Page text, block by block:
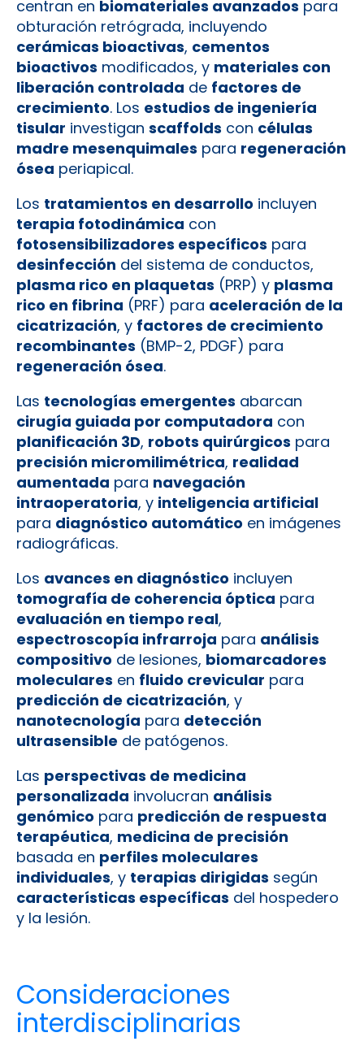
centran en biomateriales avanzados para
obturación retrógrada, incluyendo
cerámicas bioactivas, cementos
bioactivos modificados, y materiales con
liberación controlada de factores de
crecimiento. Los estudios de ingeniería
tisular investigan scaffolds con células
madre mesenquimales para regeneración
ósea periapical.
Los tratamientos en desarrollo incluyen
terapia fotodinámica con
fotosensibilizadores específicos para
desinfección del sistema de conductos,
plasma rico en plaquetas (PRP) y plasma
rico en fibrina (PRF) para aceleración de la
cicatrización, y factores de crecimiento
recombinantes (BMP-2, PDGF) para
regeneración ósea.
Las tecnologías emergentes abarcan
cirugía guiada por computadora con
planificación 3D, robots quirúrgicos para
precisión micromilimétrica, realidad
aumentada para navegación
intraoperatoria, y inteligencia artificial
para diagnóstico automático en imágenes
radiográficas.
Los avances en diagnóstico incluyen
tomografía de coherencia óptica para
evaluación en tiempo real,
espectroscopía infrarroja para análisis
compositivo de lesiones, biomarcadores
moleculares en fluido crevicular para
predicción de cicatrización, y
nanotecnología para detección
ultrasensible de patógenos.
Las perspectivas de medicina
personalizada involucran análisis
genómico para predicción de respuesta
terapéutica, medicina de precisión
basada en perfiles moleculares
individuales, y terapias dirigidas según
características específicas del hospedero
y la lesión.
Consideraciones
interdisciplinarias